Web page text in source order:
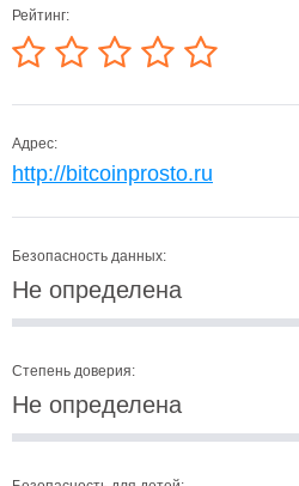
Рейтинг:
Адрес:
http://bitcoinprosto.ru
Безопасность данных:
Не определена
Степень доверия:
Не определена